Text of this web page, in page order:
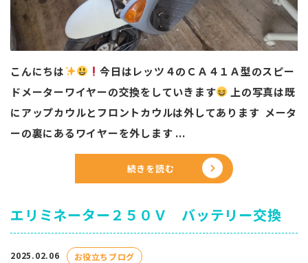
こんにちは
今日はレッツ４のＣＡ４１Ａ型のスピー
ドメーターワイヤーの交換をしていきます
上の写真は既
にアップカウルとフロントカウルは外してあります メータ
ーの裏にあるワイヤーを外します ...
続きを読む
エリミネーター２５０Ｖ バッテリー交換
2025.02.06 お役立ちブログ